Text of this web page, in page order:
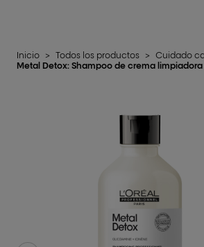
Inicio > Todos los productos > Cuidado
Metal Detox: Shampoo de crema